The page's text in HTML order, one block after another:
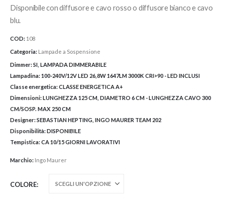
Disponibile con diffusore e cavo rosso o diffusore bianco e cavo
blu.
COD: 108
Categoria: Lampade a Sospensione
Dimmer:SI, LAMPADA DIMMERABILE
Lampadina:100-240V/12V LED 26,8W 1647LM 3000K CRI>90 - LED INCLUSI
Classe energetica:CLASSE ENERGETICA A+
Dimensioni:LUNGHEZZA 125 CM, DIAMETRO 6 CM - LUNGHEZZA CAVO 300
CM/SOSP. MAX 250 CM
Designer:SEBASTIAN HEPTING, INGO MAURER TEAM 202
Disponibilità:DISPONIBILE
Tempistica:CA 10/15 GIORNI LAVORATIVI
Marchio: Ingo Maurer
COLORE